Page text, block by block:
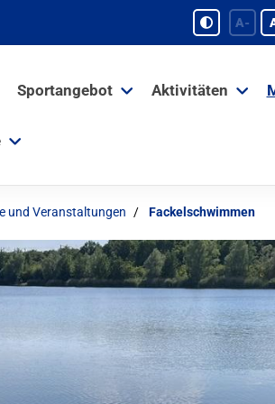
A-
Sportangebot Aktivitäten
und Veranstaltungen Fackelschwimmen